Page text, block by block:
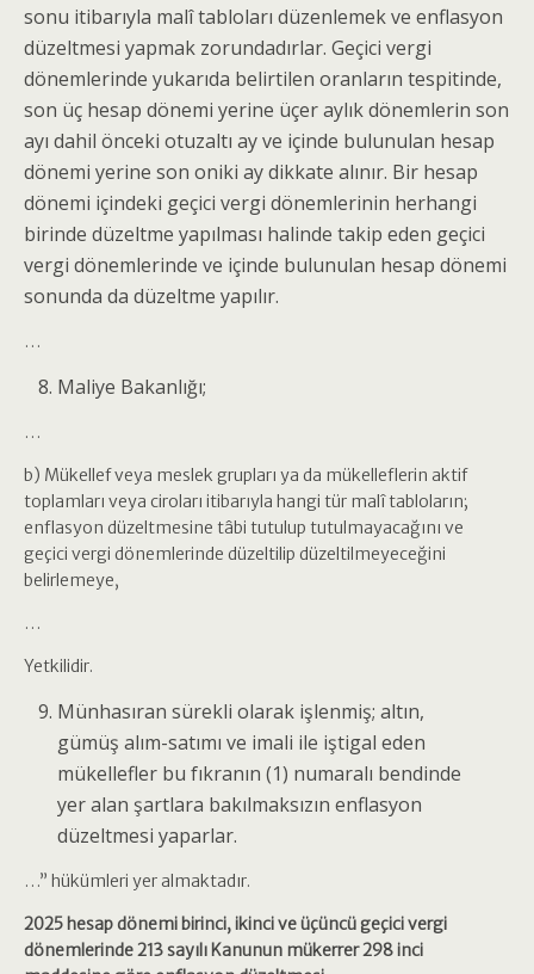
sonu itibarıyla malî tabloları düzenlemek ve enflasyon
düzeltmesi yapmak zorundadırlar. Geçici vergi
dönemlerinde yukarıda belirtilen oranların tespitinde,
son üç hesap dönemi yerine üçer aylık dönemlerin son
ayı dahil önceki otuzaltı ay ve içinde bulunulan hesap
dönemi yerine son oniki ay dikkate alınır. Bir hesap
dönemi içindeki geçici vergi dönemlerinin herhangi
birinde düzeltme yapılması halinde takip eden geçici
vergi dönemlerinde ve içinde bulunulan hesap dönemi
sonunda da düzeltme yapılır.
…
Maliye Bakanlığı;
…
b) Mükellef veya meslek grupları ya da mükelleflerin aktif
toplamları veya ciroları itibarıyla hangi tür malî tabloların;
enflasyon düzeltmesine tâbi tutulup tutulmayacağını ve
geçici vergi dönemlerinde düzeltilip düzeltilmeyeceğini
belirlemeye,
…
Yetkilidir.
Münhasıran sürekli olarak işlenmiş; altın,
gümüş alım-satımı ve imali ile iştigal eden
mükellefler bu fıkranın (1) numaralı bendinde
yer alan şartlara bakılmaksızın enflasyon
düzeltmesi yaparlar.
…” hükümleri yer almaktadır.
2025 hesap dönemi birinci, ikinci ve üçüncü geçici vergi
dönemlerinde 213 sayılı Kanunun mükerrer 298 inci